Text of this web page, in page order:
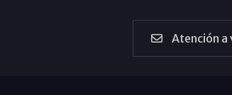
Atención a